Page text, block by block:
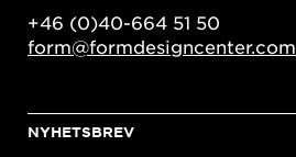
+46 (0)40-664 51 50
form@formdesigncenter.com
NYHETSBREV